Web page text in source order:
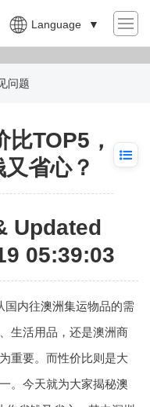
Language ▼
问题
TOP5，
省心？
Updated
05:39:03
国内往澳洲集运物品的需
生活用品，还是澳洲商
重要。而性价比则是大
。今天就为大家揭秘澳